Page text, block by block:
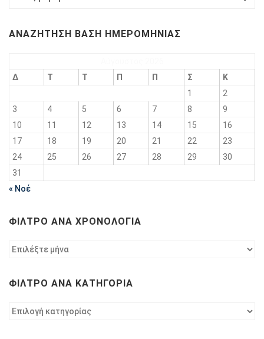
ΑΝΑΖΉΤΗΣΗ ΒΆΣΗ ΗΜΕΡΟΜΗΝΊΑΣ
Δ
Τ Τ Π Π Σ
Κ
1
2
3
4 5 6 7 8
9
10
11 12 13 14 15
16
17
18 19 20 21 22
23
24
25 26 27 28 29
30
31
« Νοέ
ΦΊΛΤΡΟ ΑΝΆ ΧΡΟΝΟΛΟΓΊΑ
Φίλτρο
ΦΊΛΤΡΟ ΑΝΆ ΚΑΤΗΓΟΡΊΑ
Φίλτρο